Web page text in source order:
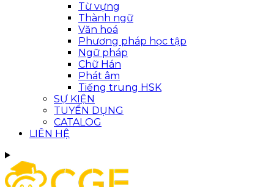
Từ vựng
Thành ngữ
Văn hoá
Phương pháp học tập
Ngữ pháp
Chữ Hán
Phát âm
Tiếng trung HSK
SỰ KIỆN
TUYỂN DỤNG
CATALOG
LIÊN HỆ